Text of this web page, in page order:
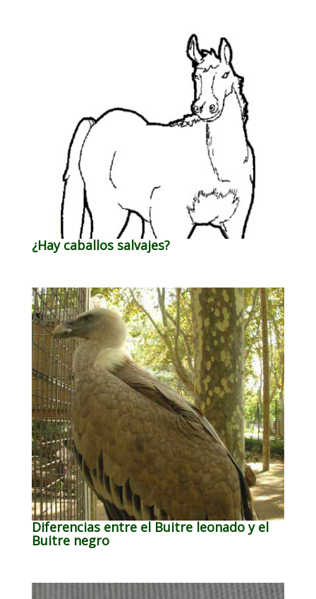
¿Hay caballos salvajes?
Diferencias entre el Buitre leonado y el
Buitre negro